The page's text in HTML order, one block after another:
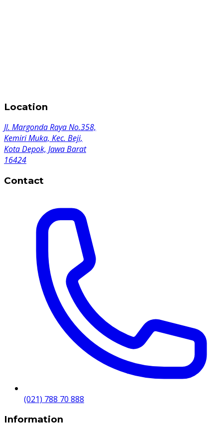
Location
Jl. Margonda Raya No.358,
Kemiri Muka, Kec. Beji,
Kota Depok, Jawa Barat
16424
Contact
(021) 788 70 888
Information